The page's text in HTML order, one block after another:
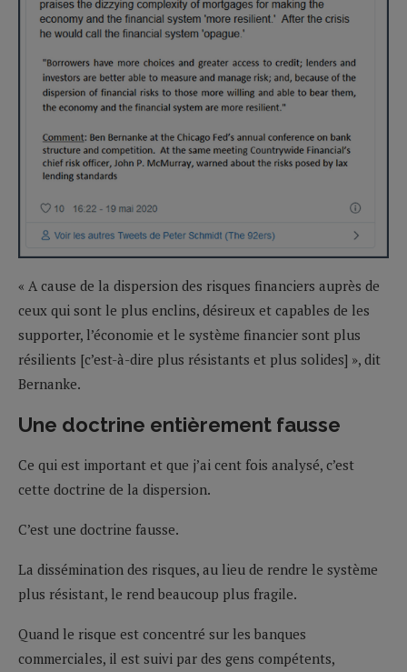
« A cause de la dispersion des risques financiers auprès de
ceux qui sont le plus enclins, désireux et capables de les
supporter, l’économie et le système financier sont plus
résilients [c’est-à-dire plus résistants et plus solides] », dit
Bernanke.
Une doctrine entièrement fausse
Ce qui est important et que j’ai cent fois analysé, c’est
cette doctrine de la dispersion.
C’est une doctrine fausse.
La dissémination des risques, au lieu de rendre le système
plus résistant, le rend beaucoup plus fragile.
Quand le risque est concentré sur les banques
commerciales, il est suivi par des gens compétents,